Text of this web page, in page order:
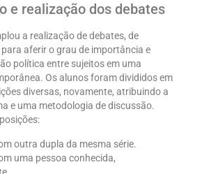
e realização dos debates
a realização de debates, de
aferir o grau de importância e
política entre sujeitos em uma
Os alunos foram divididos em
diversas, novamente, atribuindo a
e uma metodologia de discussão.
outra dupla da mesma série.
uma pessoa conhecida,